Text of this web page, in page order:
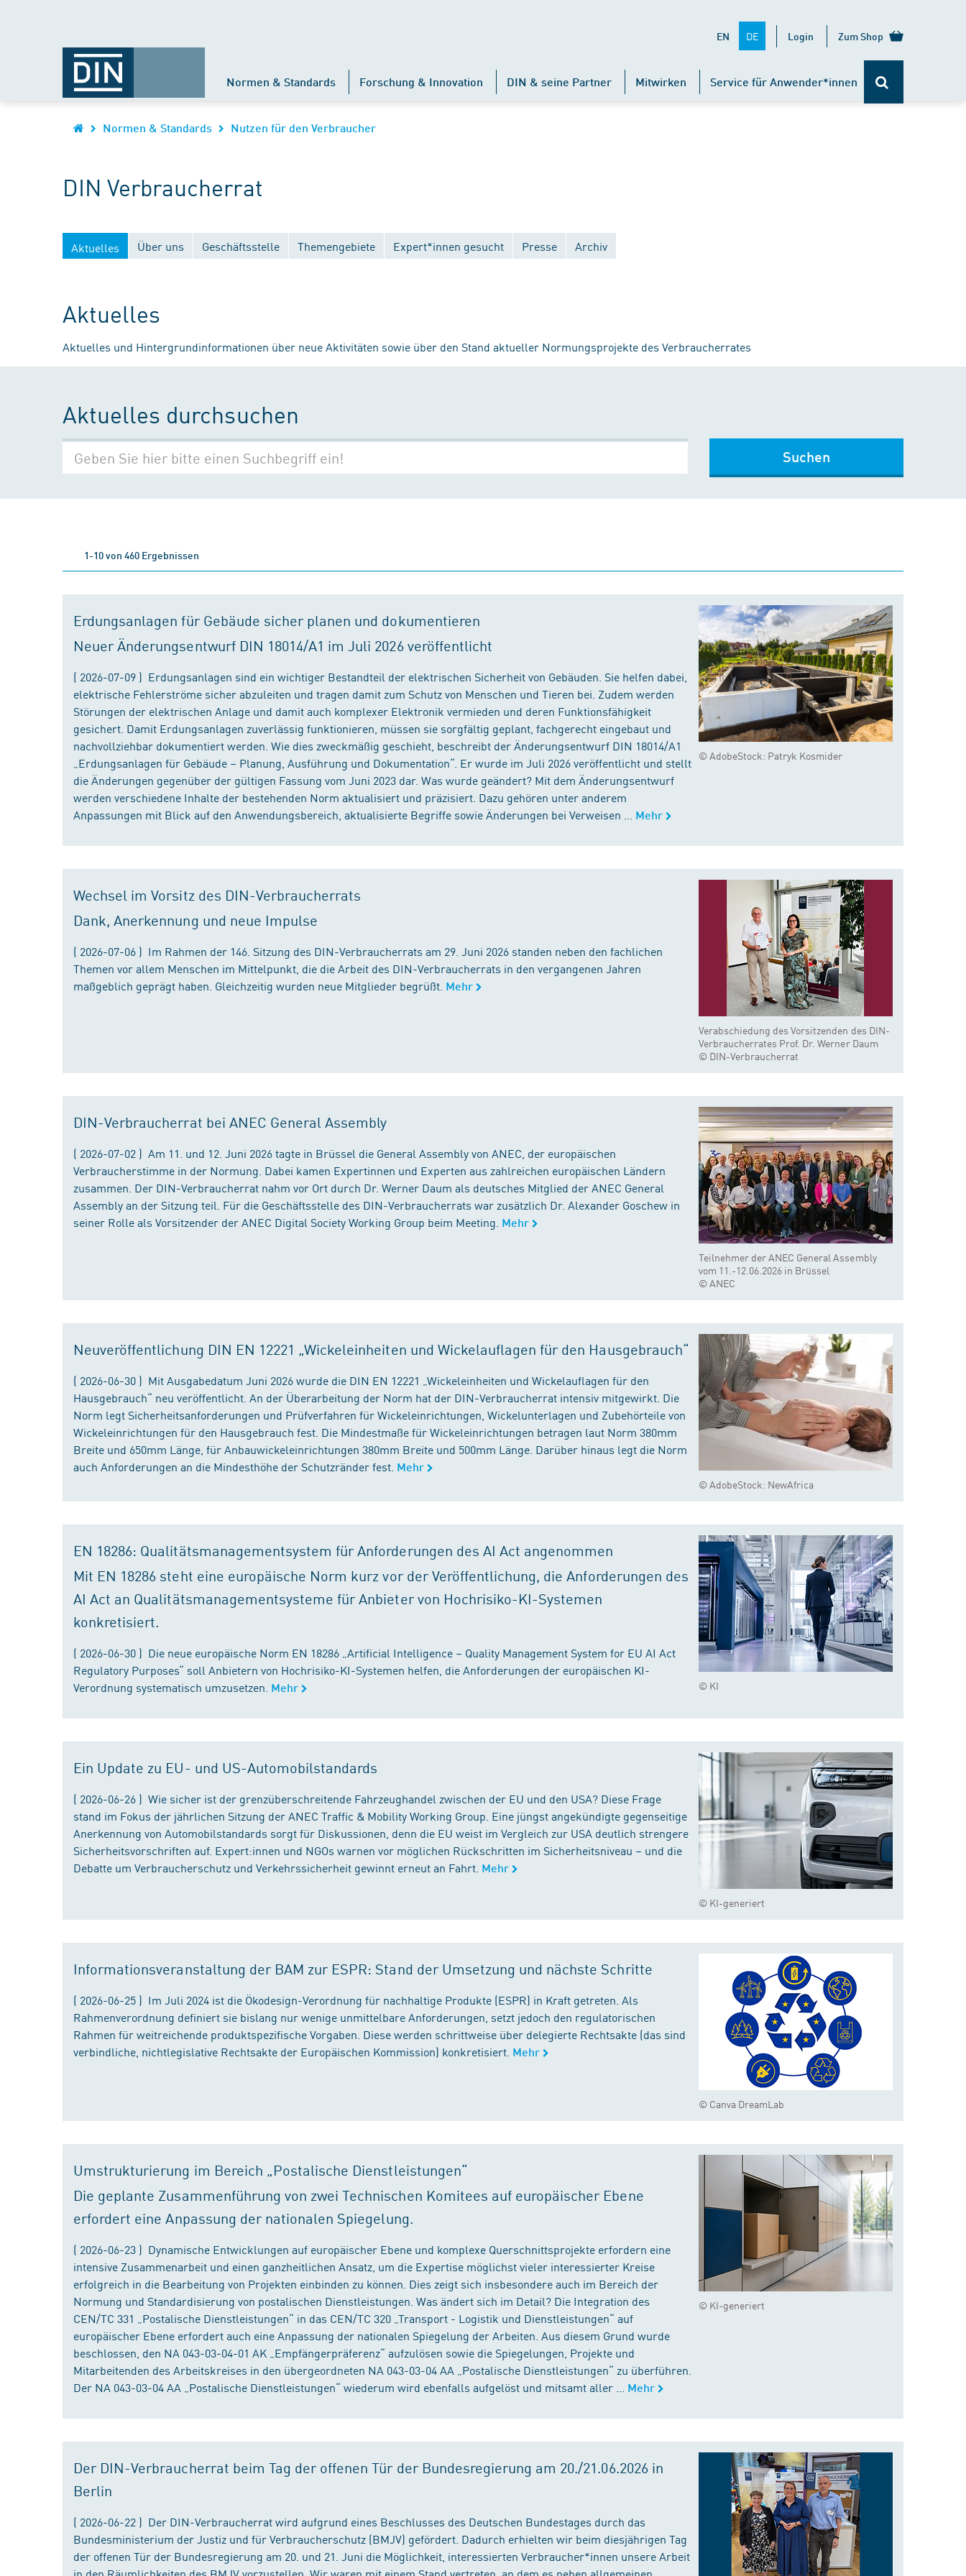
EN DE Login Zum Shop
Normen & Standards Forschung & Innovation DIN & seine Partner Mitwirken Service für Anwender*innen
Normen & Standards Nutzen für den Verbraucher
DIN Verbraucherrat
Aktuelles Über uns Geschäftsstelle Themengebiete Expert*innen gesucht Presse Archiv
Aktuelles
Aktuelles und Hintergrundinformationen über neue Aktivitäten sowie über den Stand aktueller Normungsprojekte des Verbraucherrates
Aktuelles durchsuchen
Suchen
1-10 von 460 Ergebnissen
© AdobeStock: Patryk Kosmider
Erdungsanlagen für Gebäude sicher planen und dokumentieren
Neuer Änderungsentwurf DIN 18014/A1 im Juli 2026 veröffentlicht
( 2026-07-09 ) Erdungsanlagen sind ein wichtiger Bestandteil der elektrischen Sicherheit von Gebäuden. Sie helfen dabei,
elektrische Fehlerströme sicher abzuleiten und tragen damit zum Schutz von Menschen und Tieren bei. Zudem werden
Störungen der elektrischen Anlage und damit auch komplexer Elektronik vermieden und deren Funktionsfähigkeit
gesichert. Damit Erdungsanlagen zuverlässig funktionieren, müssen sie sorgfältig geplant, fachgerecht eingebaut und
nachvollziehbar dokumentiert werden. Wie dies zweckmäßig geschieht, beschreibt der Änderungsentwurf DIN 18014/A1
„Erdungsanlagen für Gebäude – Planung, Ausführung und Dokumentation“. Er wurde im Juli 2026 veröffentlicht und stellt
die Änderungen gegenüber der gültigen Fassung vom Juni 2023 dar. Was wurde geändert? Mit dem Änderungsentwurf
werden verschiedene Inhalte der bestehenden Norm aktualisiert und präzisiert. Dazu gehören unter anderem
Anpassungen mit Blick auf den Anwendungsbereich, aktualisierte Begriffe sowie Änderungen bei Verweisen ...
Mehr
Verabschiedung des Vorsitzenden des DIN-
Verbraucherrates Prof. Dr. Werner Daum
© DIN-Verbraucherrat
Wechsel im Vorsitz des DIN-Verbraucherrats
Dank, Anerkennung und neue Impulse
( 2026-07-06 ) Im Rahmen der 146. Sitzung des DIN-Verbraucherrats am 29. Juni 2026 standen neben den fachlichen
Themen vor allem Menschen im Mittelpunkt, die die Arbeit des DIN-Verbraucherrats in den vergangenen Jahren
maßgeblich geprägt haben. Gleichzeitig wurden neue Mitglieder begrüßt. Mehr
Teilnehmer der ANEC General Assembly
vom 11.-12.06.2026 in Brüssel
© ANEC
DIN-Verbraucherrat bei ANEC General Assembly
( 2026-07-02 ) Am 11. und 12. Juni 2026 tagte in Brüssel die General Assembly von ANEC, der europäischen
Verbraucherstimme in der Normung. Dabei kamen Expertinnen und Experten aus zahlreichen europäischen Ländern
zusammen. Der DIN-Verbraucherrat nahm vor Ort durch Dr. Werner Daum als deutsches Mitglied der ANEC General
Assembly an der Sitzung teil. Für die Geschäftsstelle des DIN-Verbraucherrats war zusätzlich Dr. Alexander Goschew in
seiner Rolle als Vorsitzender der ANEC Digital Society Working Group beim Meeting. Mehr
© AdobeStock: NewAfrica
Neuveröffentlichung DIN EN 12221 „Wickeleinheiten und Wickelauflagen für den Hausgebrauch“
( 2026-06-30 ) Mit Ausgabedatum Juni 2026 wurde die DIN EN 12221 „Wickeleinheiten und Wickelauflagen für den
Hausgebrauch“ neu veröffentlicht. An der Überarbeitung der Norm hat der DIN-Verbraucherrat intensiv mitgewirkt. Die
Norm legt Sicherheitsanforderungen und Prüfverfahren für Wickeleinrichtungen, Wickelunterlagen und Zubehörteile von
Wickeleinrichtungen für den Hausgebrauch fest. Die Mindestmaße für Wickeleinrichtungen betragen laut Norm 380mm
Breite und 650mm Länge, für Anbauwickeleinrichtungen 380mm Breite und 500mm Länge. Darüber hinaus legt die Norm
auch Anforderungen an die Mindesthöhe der Schutzränder fest. Mehr
© KI
EN 18286: Qualitätsmanagementsystem für Anforderungen des AI Act angenommen
Mit EN 18286 steht eine europäische Norm kurz vor der Veröffentlichung, die Anforderungen des
AI Act an Qualitätsmanagementsysteme für Anbieter von Hochrisiko-KI-Systemen
konkretisiert.
( 2026-06-30 ) Die neue europäische Norm EN 18286 „Artificial Intelligence – Quality Management System for EU AI Act
Regulatory Purposes“ soll Anbietern von Hochrisiko-KI-Systemen helfen, die Anforderungen der europäischen KI-
Verordnung systematisch umzusetzen. Mehr
© KI-generiert
Ein Update zu EU- und US-Automobilstandards
( 2026-06-26 ) Wie sicher ist der grenzüberschreitende Fahrzeughandel zwischen der EU und den USA? Diese Frage
stand im Fokus der jährlichen Sitzung der ANEC Traffic & Mobility Working Group. Eine jüngst angekündigte gegenseitige
Anerkennung von Automobilstandards sorgt für Diskussionen, denn die EU weist im Vergleich zur USA deutlich strengere
Sicherheitsvorschriften auf. Expert:innen und NGOs warnen vor möglichen Rückschritten im Sicherheitsniveau – und die
Debatte um Verbraucherschutz und Verkehrssicherheit gewinnt erneut an Fahrt. Mehr
© Canva DreamLab
Informationsveranstaltung der BAM zur ESPR: Stand der Umsetzung und nächste Schritte
( 2026-06-25 ) Im Juli 2024 ist die Ökodesign-Verordnung für nachhaltige Produkte (ESPR) in Kraft getreten. Als
Rahmenverordnung definiert sie bislang nur wenige unmittelbare Anforderungen, setzt jedoch den regulatorischen
Rahmen für weitreichende produktspezifische Vorgaben. Diese werden schrittweise über delegierte Rechtsakte (das sind
verbindliche, nichtlegislative Rechtsakte der Europäischen Kommission) konkretisiert. Mehr
© KI-generiert
Umstrukturierung im Bereich „Postalische Dienstleistungen“
Die geplante Zusammenführung von zwei Technischen Komitees auf europäischer Ebene
erfordert eine Anpassung der nationalen Spiegelung.
( 2026-06-23 ) Dynamische Entwicklungen auf europäischer Ebene und komplexe Querschnittsprojekte erfordern eine
intensive Zusammenarbeit und einen ganzheitlichen Ansatz, um die Expertise möglichst vieler interessierter Kreise
erfolgreich in die Bearbeitung von Projekten einbinden zu können. Dies zeigt sich insbesondere auch im Bereich der
Normung und Standardisierung von postalischen Dienstleistungen. Was ändert sich im Detail? Die Integration des
CEN/TC 331 „Postalische Dienstleistungen“ in das CEN/TC 320 „Transport - Logistik und Dienstleistungen“ auf
europäischer Ebene erfordert auch eine Anpassung der nationalen Spiegelung der Arbeiten. Aus diesem Grund wurde
beschlossen, den NA 043-03-04-01 AK „Empfängerpräferenz“ aufzulösen sowie die Spiegelungen, Projekte und
Mitarbeitenden des Arbeitskreises in den übergeordneten NA 043-03-04 AA „Postalische Dienstleistungen“ zu überführen.
Der NA 043-03-04 AA „Postalische Dienstleistungen“ wiederum wird ebenfalls aufgelöst und mitsamt aller ...
Mehr
Der DIN-Verbraucherrat beim Tag der offenen Tür der Bundesregierung am 20./21.06.2026 in
Berlin
( 2026-06-22 ) Der DIN-Verbraucherrat wird aufgrund eines Beschlusses des Deutschen Bundestages durch das
Bundesministerium der Justiz und für Verbraucherschutz (BMJV) gefördert. Dadurch erhielten wir beim diesjährigen Tag
der offenen Tür der Bundesregierung am 20. und 21. Juni die Möglichkeit, interessierten Verbraucher*innen unsere Arbeit